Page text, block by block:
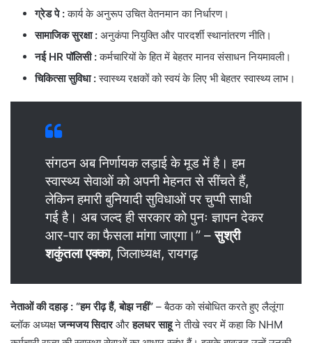
ग्रेड पे :कार्य के अनुरूप उचित वेतनमान का निर्धारण।
सामाजिक सुरक्षा : अनुकंपा नियुक्ति और पारदर्शी स्थानांतरण नीति।
नई HR पॉलिसी :कर्मचारियों के हित में बेहतर मानव संसाधन नियमावली।
चिकित्सा सुविधा :स्वास्थ्य रक्षकों को स्वयं के लिए भी बेहतर स्वास्थ्य लाभ।
संगठन अब निर्णायक लड़ाई के मूड में है। हम
स्वास्थ्य सेवाओं को अपनी मेहनत से सींचते हैं,
लेकिन हमारी बुनियादी सुविधाओं पर चुप्पी साधी
गई है। अब जल्द ही सरकार को पुनः ज्ञापन देकर
आर-पार का फैसला मांगा जाएगा।” –सुश्री
शकुंतला एक्का, जिलाध्यक्ष, रायगढ़
नेताओं की दहाड़ : “हम रीढ़ हैं, बोझ नहीं” – बैठक को संबोधित करते हुए लैलूंगा
ब्लॉक अध्यक्षजन्मजय सिदारऔरहलधर साहूने तीखे स्वर में कहा कि NHM